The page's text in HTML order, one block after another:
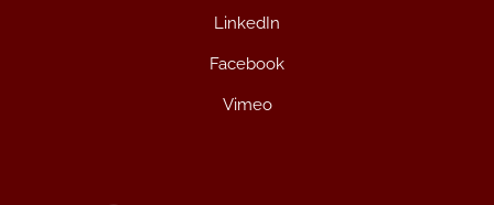
LinkedIn
Facebook
Vimeo